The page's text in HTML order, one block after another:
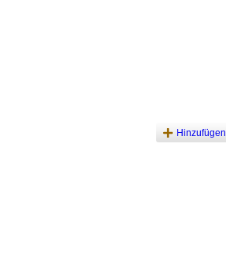
Hinzufügen